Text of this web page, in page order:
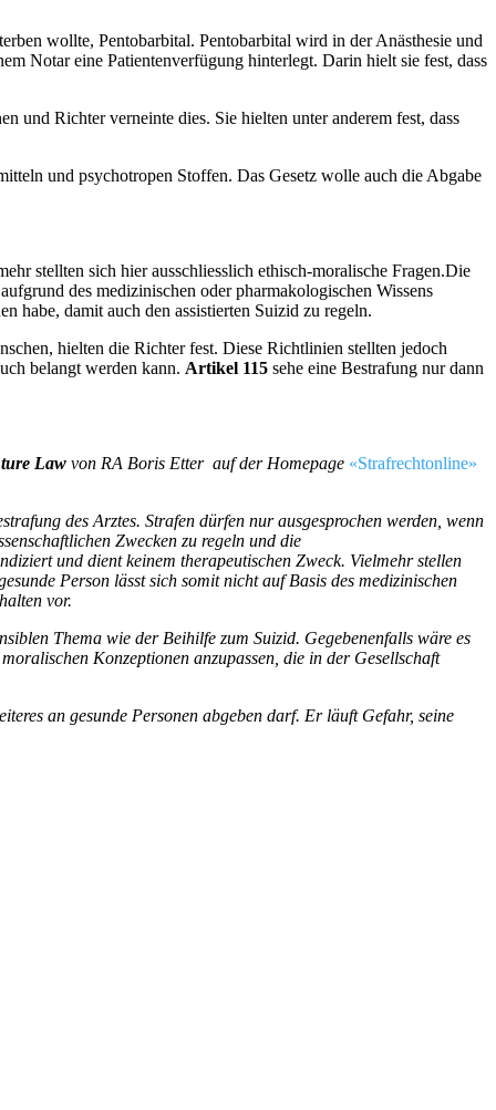
wollte, Pentobarbital. Pentobarbital wird in der Anästhesie und
Notar eine Patientenverfügung hinterlegt. Darin hielt sie fest, dass
und Richter verneinte dies. Sie hielten unter anderem fest, dass
und psychotropen Stoffen. Das Gesetz wolle auch die Abgabe
stellten sich hier ausschliesslich ethisch-moralische Fragen.Die
des medizinischen oder pharmakologischen Wissens
habe, damit auch den assistierten Suizid zu regeln.
hielten die Richter fest. Diese Richtlinien stellten jedoch
belangt werden kann. Artikel 115 sehe eine Bestrafung nur dann
Law von RA Boris Etter auf der Homepage «Strafrechtonline»
des Arztes. Strafen dürfen nur ausgesprochen werden, wenn
Zwecken zu regeln und die
und dient keinem therapeutischen Zweck. Vielmehr stellen
Person lässt sich somit nicht auf Basis des medizinischen
vor.
Thema wie der Beihilfe zum Suizid. Gegebenenfalls wäre es
Konzeptionen anzupassen, die in der Gesellschaft
an gesunde Personen abgeben darf. Er läuft Gefahr, seine